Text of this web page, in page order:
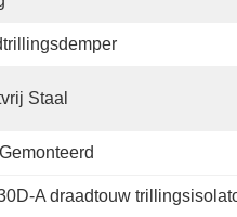
Staal
A draadtouw